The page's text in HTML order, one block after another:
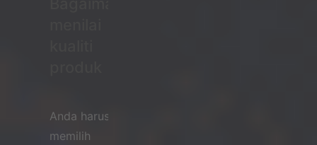
Anda harus
memilih